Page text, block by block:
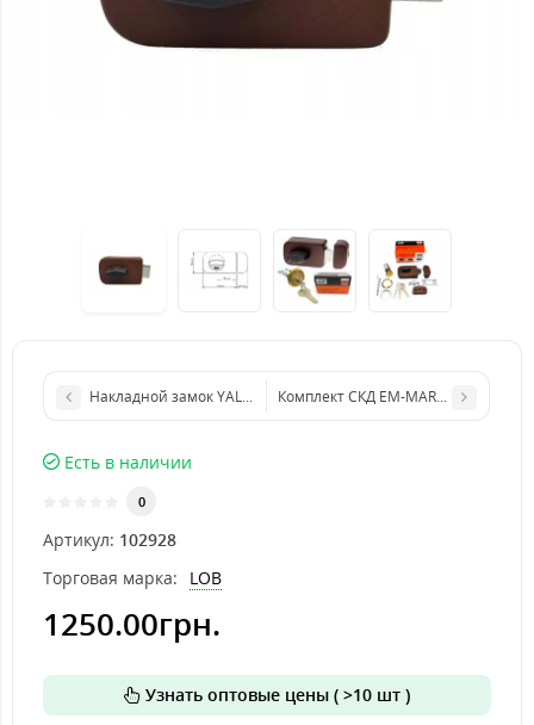
Накладной замок YALE Y2D (BS50-60мм) BROWN 4key
Комплект СКД EM-MARINE
Есть в наличии
0
Артикул: 102928
Торговая марка:
LOB
1250.00грн.
Узнать оптовые цены ( >10 шт )